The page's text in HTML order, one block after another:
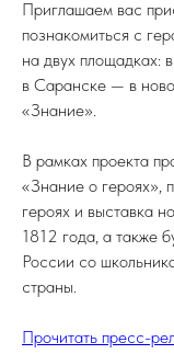
Приглашаем вас
познакомиться с
на двух площадках:
в Саранске — в
«Знание».
В рамках проекта
«Знание о героях»,
героях и выставка
1812 года, а также
России со
страны.
Прочитать пресс-